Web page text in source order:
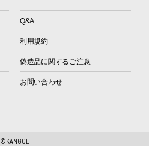
Q&A
利用規約
偽造品に関するご注意
お問い合わせ
©KANGOL